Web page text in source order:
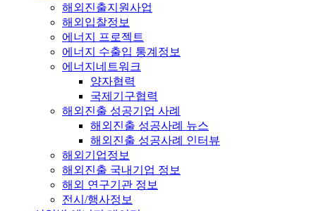
해외진출지원사업
해외입찰정보
에너지 프로젝트
에너지 수출입 통계정보
에너지네트워크
양자협력
국제기구협력
해외진출 성공기업 사례
해외진출 성공사례 뉴스
해외진출 성공사례 인터뷰
해외기업정보
해외진출 국내기업 정보
해외 연구기관 정보
전시/행사정보